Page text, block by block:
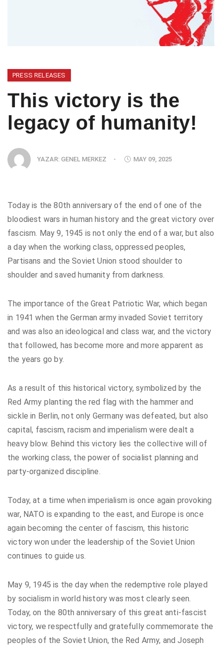
PRESS RELEASES
This victory is the
legacy of humanity!
YAZAR: GENEL MERKEZ - MAY 09, 2025
Today is the 80th anniversary of the end of one of the
bloodiest wars in human history and the great victory over
fascism. May 9, 1945 is not only the end of a war, but also
a day when the working class, oppressed peoples,
Partisans and the Soviet Union stood shoulder to
shoulder and saved humanity from darkness.
The importance of the Great Patriotic War, which began
in 1941 when the German army invaded Soviet territory
and was also an ideological and class war, and the victory
that followed, has become more and more apparent as
the years go by.
As a result of this historical victory, symbolized by the
Red Army planting the red flag with the hammer and
sickle in Berlin, not only Germany was defeated, but also
capital, fascism, racism and imperialism were dealt a
heavy blow. Behind this victory lies the collective will of
the working class, the power of socialist planning and
party-organized discipline.
Today, at a time when imperialism is once again provoking
war, NATO is expanding to the east, and Europe is once
again becoming the center of fascism, this historic
victory won under the leadership of the Soviet Union
continues to guide us.
May 9, 1945 is the day when the redemptive role played
by socialism in world history was most clearly seen.
Today, on the 80th anniversary of this great anti-fascist
victory, we respectfully and gratefully commemorate the
peoples of the Soviet Union, the Red Army, and Joseph